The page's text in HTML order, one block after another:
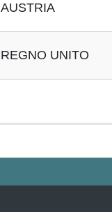
AUSTRIA
REGNO UNITO